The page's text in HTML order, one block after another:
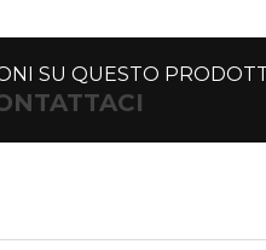
SU QUESTO